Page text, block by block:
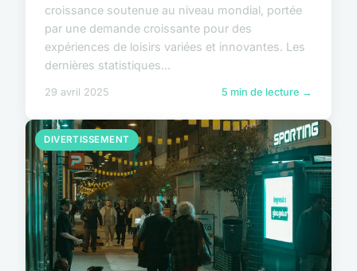
croissance soutenue au niveau mondial, portée
par une demande croissante pour des
expériences de loisirs variées et innovantes. Les
dernières statistiques...
29 avril 2025 5 min de lecture →
DIVERTISSEMENT